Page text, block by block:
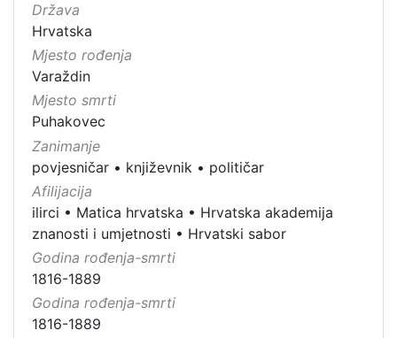
Država
Hrvatska
Mjesto rođenja
Varaždin
Mjesto smrti
Puhakovec
Zanimanje
povjesničar • književnik • političar
Afilijacija
ilirci • Matica hrvatska • Hrvatska akademija
znanosti i umjetnosti • Hrvatski sabor
Godina rođenja-smrti
1816-1889
Godina rođenja-smrti
1816-1889